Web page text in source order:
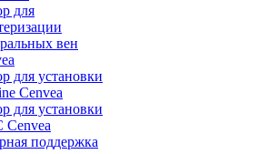
для
вен
для установки
Cenvea
для установки
Cenvea
поддержка